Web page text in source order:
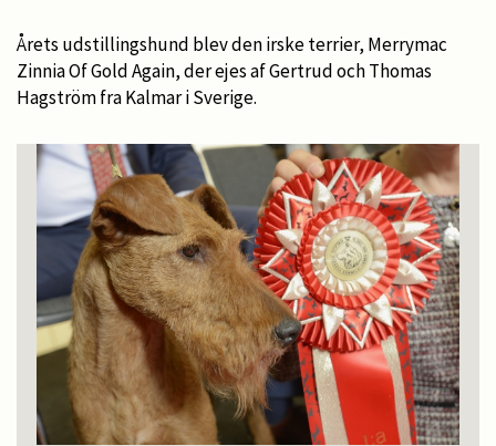
Årets udstillingshund blev den irske terrier, Merrymac
Zinnia Of Gold Again, der ejes af Gertrud och Thomas
Hagström fra Kalmar i Sverige.